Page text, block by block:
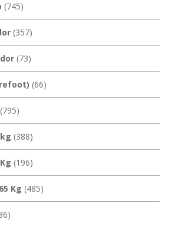
(745)
(357)
(73)
(66)
(795)
(388)
(196)
Kg (485)